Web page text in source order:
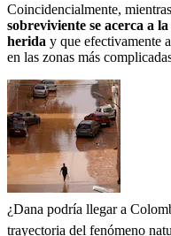
Coincidencialmente,
sobreviviente se acerca a
herida y que efectivamente
en las zonas más
¿Dana podría llegar a
trayectoria del fenómeno